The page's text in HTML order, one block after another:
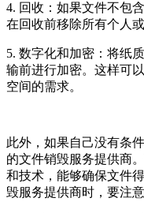
4. 回收：如果文件不包
在回收前移除所有个人或
5. 数字化和加密：将纸
输前进行加密。这样可
空间的需求。
此外，如果自己没有条
的文件销毁服务提供商
和技术，能够确保文件
毁服务提供商时，要注